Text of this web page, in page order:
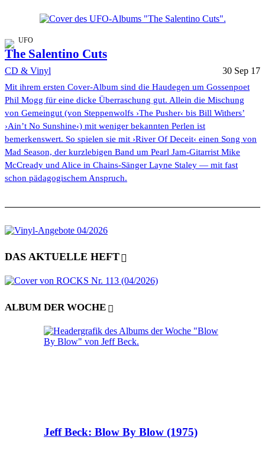
UFO
The Salentino Cuts
CD & Vinyl 30 Sep 17
Mit ihrem ersten Cover-Album sind die Haudegen um Gossenpoet
Phil Mogg für eine dicke Überraschung gut. Allein die Mischung
von Gemeingut (von Steppenwolfs ›The Pusher‹ bis Bill Withers’
›Ain’t No Sunshine‹) mit weniger bekannten Perlen ist
bemerkenswert. So spielen sie mit ›River Of Deceit‹ einen Song von
Mad Season, der kurzlebigen Band um Pearl Jam-Gitarrist Mike
McCready und Alice in Chains-Sänger Layne Staley — mit fast
schon pädagogischem Anspruch.
DAS AKTUELLE HEFT
ALBUM DER WOCHE
Jeff Beck: Blow By Blow (1975)